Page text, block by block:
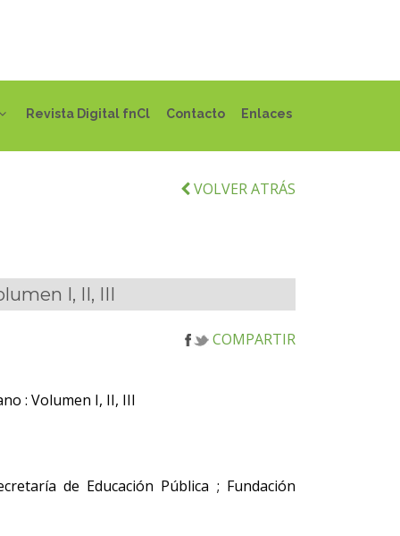
Revista Digital fnCl Contacto Enlaces
VOLVER ATRÁS
I, II, III
COMPARTIR
: Volumen I, II, III
de Educación Pública ; Fundación